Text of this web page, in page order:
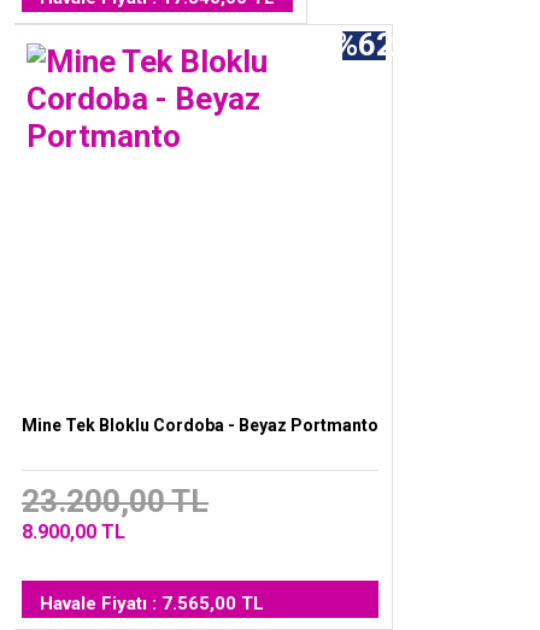
%62
Mine Tek Bloklu Cordoba - Beyaz Portmanto
23.200,00 TL
8.900,00 TL
Havale Fiyatı : 7.565,00 TL